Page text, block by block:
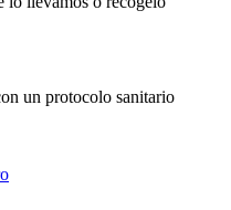
un protocolo sanitario